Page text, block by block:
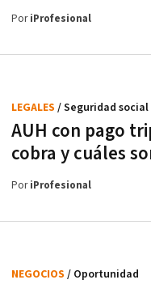
PoriProfesional
AUH con pago
cobra y cuáles
LEGALES / Seguridad social
PoriProfesional
NEGOCIOS / Oportunidad